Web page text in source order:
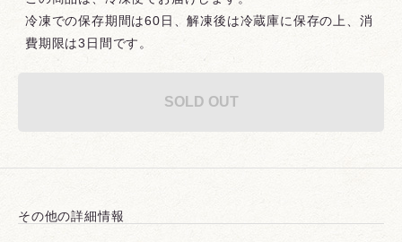
冷凍での保存期間は60日、解凍後は冷蔵庫に保存の上、消
費期限は3日間です。
SOLD OUT
その他の詳細情報